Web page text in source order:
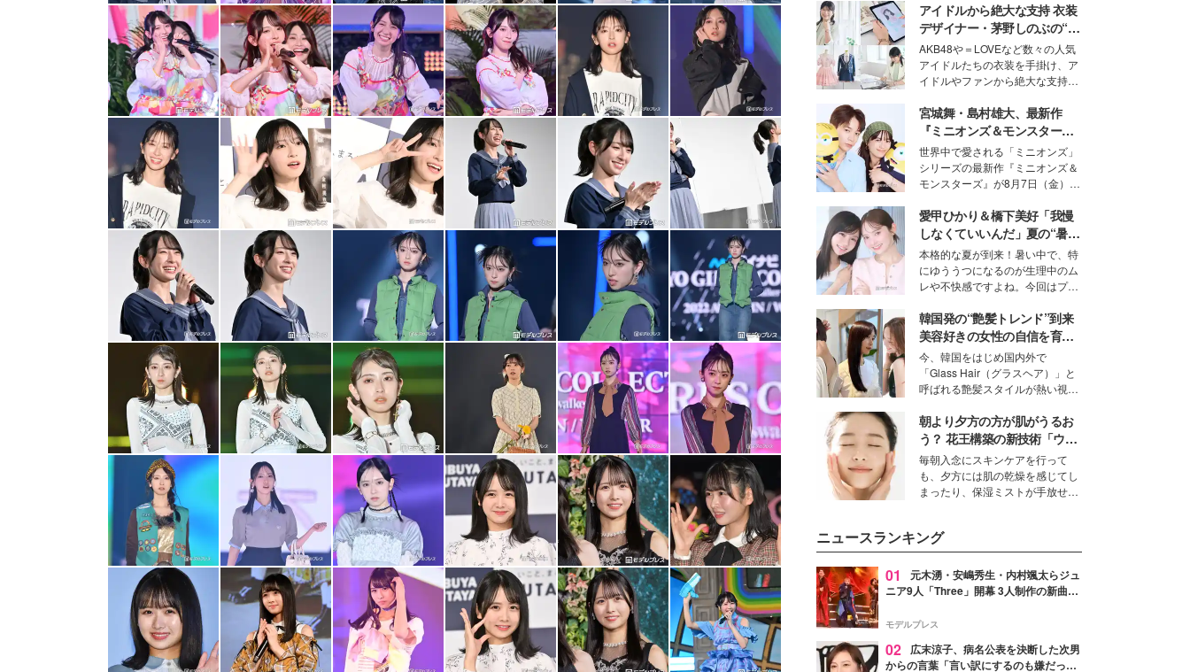
アイドルから絶大な支持 衣装
デザイナー・茅野しのぶの“可
愛い”を作る美学＜「シチズン
クロスシー」インタビュー＞
AKB48や＝LOVEなど数々の人気
アイドルたちの衣装を手掛け、ア
イドルやファンから絶大な支持を
取締役兼クリエイティブディレク
ター・茅野しのぶ。一人ひとりの
個性に寄り添い、魅力を引き出す
衣装作りは、多くの女性たちに勇
気と自信を与え続けている。
宮城舞・島村雄大、最新作
『ミニオンズ＆モンスター
ズ』の魅力熱弁 ハチャメチャ
だけじゃない“友情と絆”に感
動
世界中で愛される「ミニオンズ」
シリーズの最新作『ミニオンズ＆
モンスターズ』が8月7日（金）に
ニオン好き”という共通点を持つモ
デルの宮城舞と島村雄大の特別対
談をお届け！それぞれの視点か
ら、今作ならではの魅力や予想外
の感動をもたらす奥深いストーリ
ーについて熱く語り合ってもらっ
た。
愛甲ひかり＆橋下美好「我慢
しなくていいんだ」夏の“暑さ
対策”の新しい選択肢とは？
本格的な夏が到来！暑い中で、特
にゆううつになるのが生理中のム
レや不快感ですよね。今回はプラ
モデル・愛甲ひかりさんと橋下美
好さんを迎えて本音で女子会トー
ク。猛暑のお出かけを快適に過ご
すヒントや、2人が感動した夏の
生理の新常識にも迫りました。
韓国発の“艶髪トレンド”到来
美容好きの女性の自信を育む
「ヘアケア事情」って？
今、韓国をはじめ国内外で
「Glass Hair（グラスヘア）」と
呼ばれる艶髪スタイルが熱い視線
ションの完成度を高めるベースと
して、“髪そのものの美しさ”に改
めて注目する人が増えている様
子。今回は、そんな憧れの艶やか
な髪を日常で叶える、美容好きの
女性たちのヘアケア事情を紹介し
朝より夕方の方が肌がうるお
う？ 花王構築の新技術「ウォ
ーターキャプチャリングスキ
ン（捕水肌）」がスキンケア
の常識を変える予感
毎朝入念にスキンケアを行って
も、夕方には肌の乾燥を感じてし
まったり、保湿ミストが手放せな
性を秘めた、革新的な「Water
Capturing Skin（ウォーターキャ
プチャリングスキン：捕水肌）」
技術を、花王が構築した。
ニュースランキング
01
元木湧・安嶋秀生・内村颯太らジュ
ニア9人「Three」開幕 3人制作の新曲＆
進んで夢を掴みたい」【ゲネプロレポ】
モデルプレス
02
広末涼子、病名公表を決断した次男
からの言葉「言い訳にするのも嫌だっ